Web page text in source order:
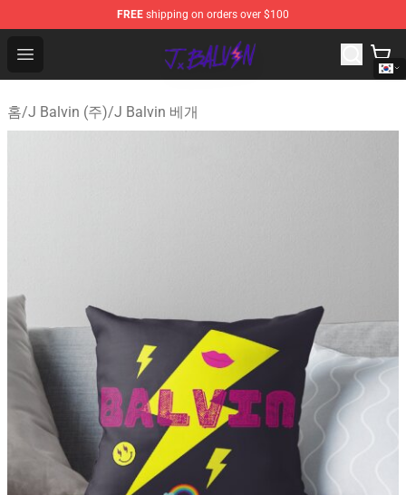
FREE shipping on orders over $100
Open menu
J Balvin Store - Official J Balvin Merchandise Shop
홈/J Balvin (주)/J Balvin 베개